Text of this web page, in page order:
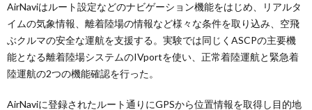
AirNaviはルート設定などのナビゲーション機能をはじめ、リアルタ
イムの気象情報、離着陸場の情報など様々な条件を取り込み、空⾶
ぶクルマの安全な運航を支援する。実験では同じくASCPの主要機
能となる離着陸場システムのIVportを使い、正常着陸運航と緊急着
陸運航の2つの機能確認を行った。
AirNaviに登録されたルート通りにGPSから位置情報を取得し目的地